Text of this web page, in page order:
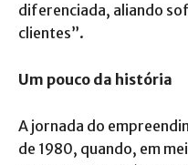
diferenciada, aliando
clientes”.
Um pouco da história
A jornada do
de 1980, quando, em